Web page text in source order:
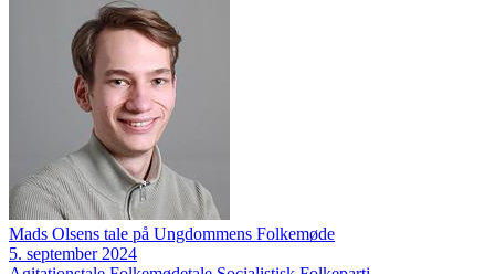
Mads Olsens tale på Ungdommens Folkemøde
5. september 2024